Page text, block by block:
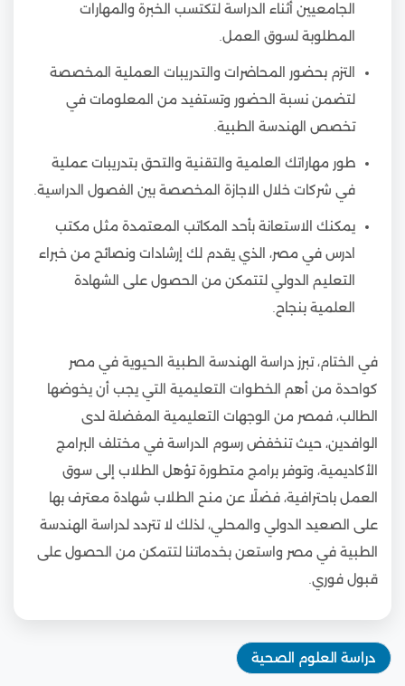
الجامعيين أثناء الدراسة لتكتسب الخبرة والمهارات
المطلوبة لسوق العمل.
التزم بحضور المحاضرات والتدريبات العملية المخصصة
لتضمن نسبة الحضور وتستفيد من المعلومات في
تخصص الهندسة الطبية.
طور مهاراتك العلمية والتقنية والتحق بتدريبات عملية
في شركات خلال الاجازة المخصصة بين الفصول الدراسية.
يمكنك الاستعانة بأحد المكاتب المعتمدة مثل مكتب
ادرس في مصر، الذي يقدم لك إرشادات ونصائح من خبراء
التعليم الدولي لتتمكن من الحصول على الشهادة
العلمية بنجاح.
في الختام، تبرز دراسة الهندسة الطبية الحيوية في مصر
كواحدة من أهم الخطوات التعليمية التي يجب أن يخوضها
الطالب، فمصر من الوجهات التعليمية المفضلة لدى
الوافدين، حيث تنخفض رسوم الدراسة في مختلف البرامج
الأكاديمية، وتوفر برامج متطورة تؤهل الطلاب إلى سوق
العمل باحترافية، فضلًا عن منح الطلاب شهادة معترف بها
على الصعيد الدولي والمحلي، لذلك لا تتردد لدراسة الهندسة
الطبية في مصر واستعن بخدماتنا لتتمكن من الحصول على
قبول فوري.
دراسة العلوم الصحية